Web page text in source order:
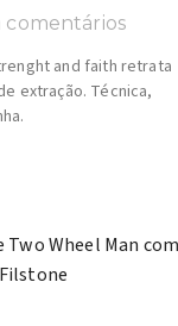
comentários
and faith retrata
extração. Técnica,